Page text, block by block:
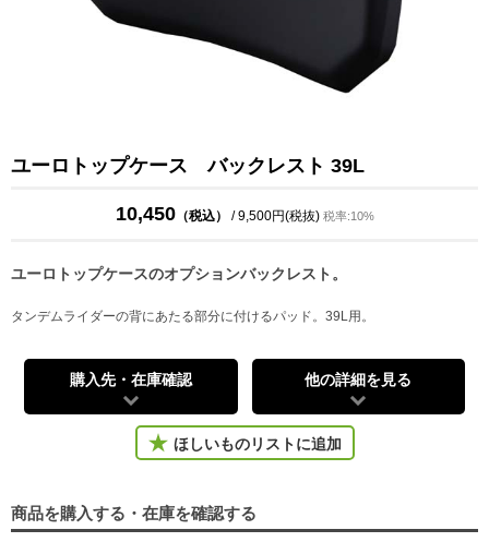
ユーロトップケース バックレスト 39L
10,450（税込） / 9,500円(税抜) 税率:10%
ユーロトップケースのオプションバックレスト。
タンデムライダーの背にあたる部分に付けるパッド。39L用。
購入先・在庫確認 他の詳細を見る
ほしいものリストに追加
商品を購入する・在庫を確認する